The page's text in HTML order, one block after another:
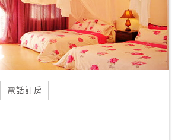
電話訂房